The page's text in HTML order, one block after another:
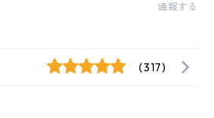
通報する
(317)